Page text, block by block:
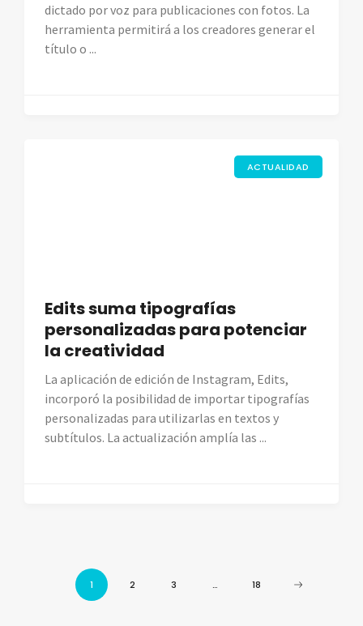
dictado por voz para publicaciones con fotos. La
herramienta permitirá a los creadores generar el
título o ...
ACTUALIDAD
Edits suma tipografías
personalizadas para potenciar
la creatividad
La aplicación de edición de Instagram, Edits,
incorporó la posibilidad de importar tipografías
personalizadas para utilizarlas en textos y
subtítulos. La actualización amplía las ...
1 2 3 … 18